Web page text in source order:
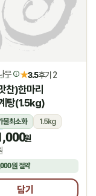
무 ★3.5후기 2
찬)한마리
탕(1.5kg)
물최소화
1.5kg
원
원절약
담기